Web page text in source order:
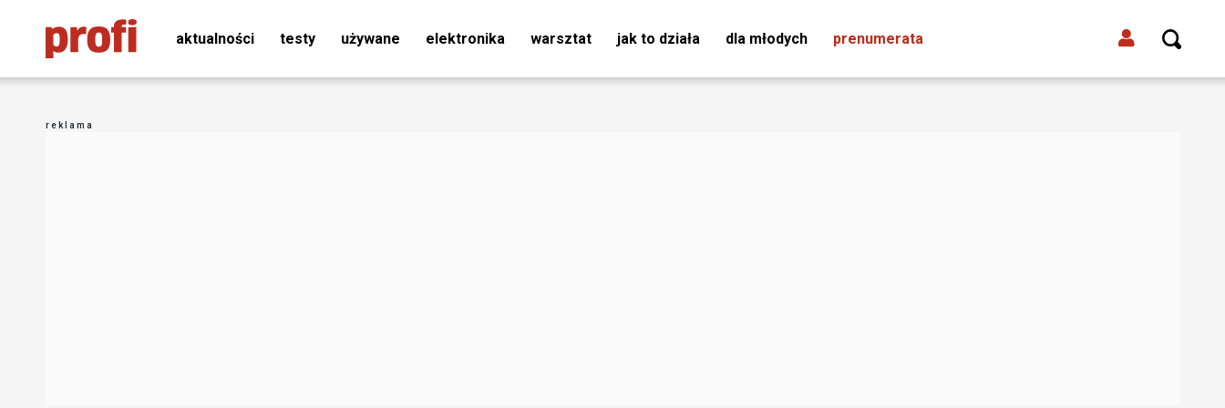
aktualności testy używane elektronika warsztat jak to działa dla młodych prenumerata